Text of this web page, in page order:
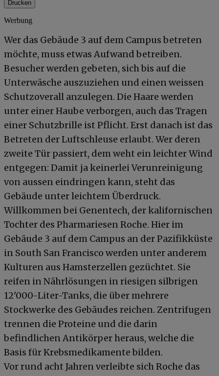
Drucken
Werbung
Wer das Gebäude 3 auf dem Campus betreten
möchte, muss etwas Aufwand betreiben.
Besucher werden gebeten, sich bis auf die
Unterwäsche auszuziehen und einen weissen
Schutzoverall anzulegen. Die Haare werden
unter einer Haube verborgen, auch das Tragen
einer Schutzbrille ist Pflicht. Erst danach ist das
Betreten der Luftschleuse erlaubt. Wer deren
zweite Tür passiert, dem weht ein leichter Wind
entgegen: Damit ja keinerlei Verunreinigung
von aussen eindringen kann, steht das
Gebäude unter leichtem Überdruck.
Willkommen bei Genentech, der kalifornischen
Tochter des Pharmariesen Roche. Hier im
Gebäude 3 auf dem Campus an der Pazifikküste
in South San Francisco werden unter anderem
Kulturen aus Hamsterzellen gezüchtet. Sie
reifen in Nährlösungen in riesigen silbrigen
12'000-Liter-Tanks, die über mehrere
Stockwerke des Gebäudes reichen. Zentrifugen
trennen die Proteine und die darin
befindlichen Antikörper heraus, welche die
Basis für Krebsmedikamente bilden.
Vor rund acht Jahren verleibte sich Roche das